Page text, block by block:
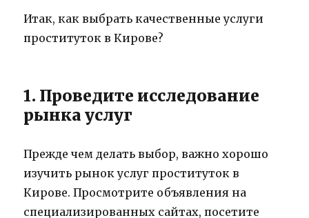
Итак, как выбрать качественные услуги
проституток в Кирове?
1. Проведите исследование
рынка услуг
Прежде чем делать выбор, важно хорошо
изучить рынок услуг проституток в
Кирове. Просмотрите объявления на
специализированных сайтах, посетите